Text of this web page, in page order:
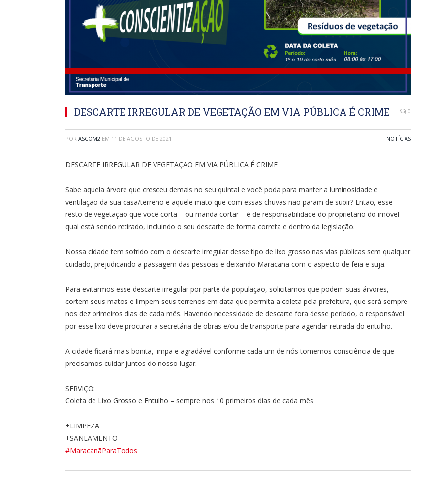
DESCARTE IRREGULAR DE VEGETAÇÃO EM VIA PÚBLICA É CRIME 0
POR ASCOM2 EM 11 DE AGOSTO DE 2021 NOTÍCIAS
DESCARTE IRREGULAR DE VEGETAÇÃO EM VIA PÚBLICA É CRIME
Sabe aquela árvore que cresceu demais no seu quintal e você poda para manter a luminosidade e
ventilação da sua casa/terreno e aquele mato que com essas chuvas não param de subir? Então, esse
resto de vegetação que você corta – ou manda cortar – é de responsabilidade do proprietário do imóvel
qual está sendo retirado, incluindo o seu descarte de forma correta e dentro da legislação.
Nossa cidade tem sofrido com o descarte irregular desse tipo de lixo grosso nas vias públicas sem qualquer
cuidado, prejudicando a passagem das pessoas e deixando Maracanã com o aspecto de feia e suja.
Para evitarmos esse descarte irregular por parte da população, solicitamos que podem suas árvores,
cortem seus matos e limpem seus terrenos em data que permita a coleta pela prefeitura, que será sempre
nos dez primeiros dias de cada mês. Havendo necessidade de descarte fora desse período, o responsável
por esse lixo deve procurar a secretária de obras e/ou de transporte para agendar retirada do entulho.
A cidade ficará mais bonita, limpa e agradável conforme cada um de nós tomemos consciência de que
precisamos cuidar juntos do nosso lugar.
SERVIÇO:
Coleta de Lixo Grosso e Entulho – sempre nos 10 primeiros dias de cada mês
+LIMPEZA
+SANEAMENTO
#MaracanãParaTodos